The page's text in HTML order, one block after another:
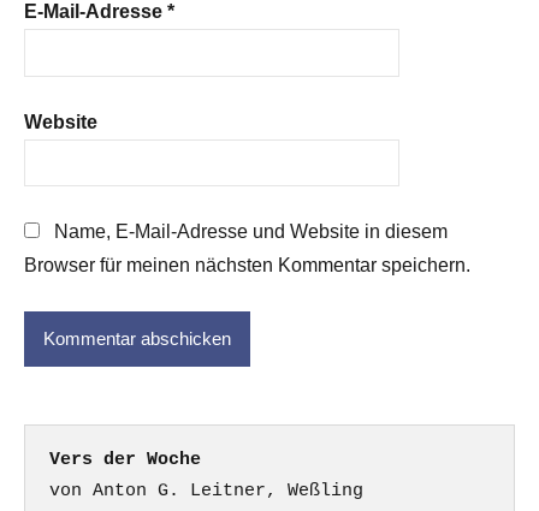
E-Mail-Adresse *
Website
Name, E-Mail-Adresse und Website in diesem
Browser für meinen nächsten Kommentar speichern.
Vers der Woche